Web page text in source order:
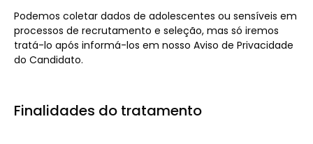
Podemos coletar dados de adolescentes ou sensíveis em
processos de recrutamento e seleção, mas só iremos
tratá-lo após informá-los em nosso Aviso de Privacidade
do Candidato.
Finalidades do tratamento